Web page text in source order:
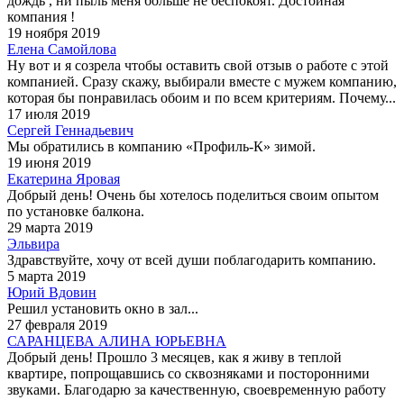
компания !
19 ноября 2019
Елена Самойлова
Ну вот и я созрела чтобы оставить свой отзыв о работе с этой
компанией. Сразу скажу, выбирали вместе с мужем компанию,
которая бы понравилась обоим и по всем критериям. Почему...
17 июля 2019
Сергей Геннадьевич
Мы обратились в компанию «Профиль-К» зимой.
19 июня 2019
Екатерина Яровая
Добрый день! Очень бы хотелось поделиться своим опытом
по установке балкона.
29 марта 2019
Эльвира
Здравствуйте, хочу от всей души поблагодарить компанию.
5 марта 2019
Юрий Вдовин
Решил установить окно в зал...
27 февраля 2019
САРАНЦЕВА АЛИНА ЮРЬЕВНА
Добрый день! Прошло 3 месяцев, как я живу в теплой
квартире, попрощавшись со сквозняками и посторонними
звуками. Благодарю за качественную, своевременную работу